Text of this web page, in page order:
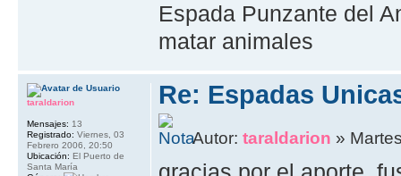
Espada Punzante del
matar animales
Re: Espadas
Autor:taraldarion »
taraldarion
Mensajes: 13
Registrado: Viernes, 03
Febrero 2006, 20:50
Ubicación: El Puerto de
Santa María